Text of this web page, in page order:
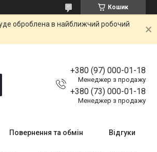
Кошик
оброблена в найближчий робочий
+380 (97) 000-01-18
Менеджер з продажу
+380 (73) 000-01-18
Менеджер з продажу
Повернення та обмін Відгуки